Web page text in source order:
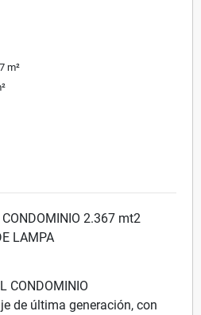
m²
CONDOMINIO 2.367 mt2
LAMPA
CONDOMINIO
de última generación, con